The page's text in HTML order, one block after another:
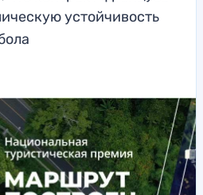
устойчивость